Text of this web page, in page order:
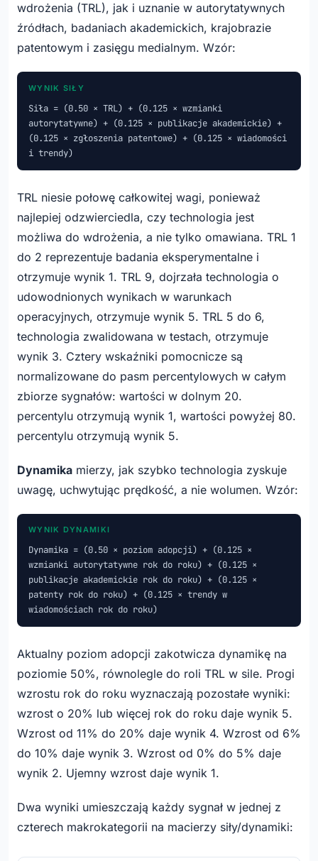
wdrożenia (TRL), jak i uznanie w autorytatywnych
źródłach, badaniach akademickich, krajobrazie
patentowym i zasięgu medialnym. Wzór:
WYNIK SIŁY
Siła = (0.50 × TRL) + (0.125 × wzmianki
autorytatywne) + (0.125 × publikacje akademickie) +
(0.125 × zgłoszenia patentowe) + (0.125 × wiadomości
i trendy)
TRL niesie połowę całkowitej wagi, ponieważ
najlepiej odzwierciedla, czy technologia jest
możliwa do wdrożenia, a nie tylko omawiana. TRL 1
do 2 reprezentuje badania eksperymentalne i
otrzymuje wynik 1. TRL 9, dojrzała technologia o
udowodnionych wynikach w warunkach
operacyjnych, otrzymuje wynik 5. TRL 5 do 6,
technologia zwalidowana w testach, otrzymuje
wynik 3. Cztery wskaźniki pomocnicze są
normalizowane do pasm percentylowych w całym
zbiorze sygnałów: wartości w dolnym 20.
percentylu otrzymują wynik 1, wartości powyżej 80.
percentylu otrzymują wynik 5.
Dynamika mierzy, jak szybko technologia zyskuje
uwagę, uchwytując prędkość, a nie wolumen. Wzór:
WYNIK DYNAMIKI
Dynamika = (0.50 × poziom adopcji) + (0.125 ×
wzmianki autorytatywne rok do roku) + (0.125 ×
publikacje akademickie rok do roku) + (0.125 ×
patenty rok do roku) + (0.125 × trendy w
wiadomościach rok do roku)
Aktualny poziom adopcji zakotwicza dynamikę na
poziomie 50%, równolegle do roli TRL w sile. Progi
wzrostu rok do roku wyznaczają pozostałe wyniki:
wzrost o 20% lub więcej rok do roku daje wynik 5.
Wzrost od 11% do 20% daje wynik 4. Wzrost od 6%
do 10% daje wynik 3. Wzrost od 0% do 5% daje
wynik 2. Ujemny wzrost daje wynik 1.
Dwa wyniki umieszczają każdy sygnał w jednej z
czterech makrokategorii na macierzy siły/dynamiki: